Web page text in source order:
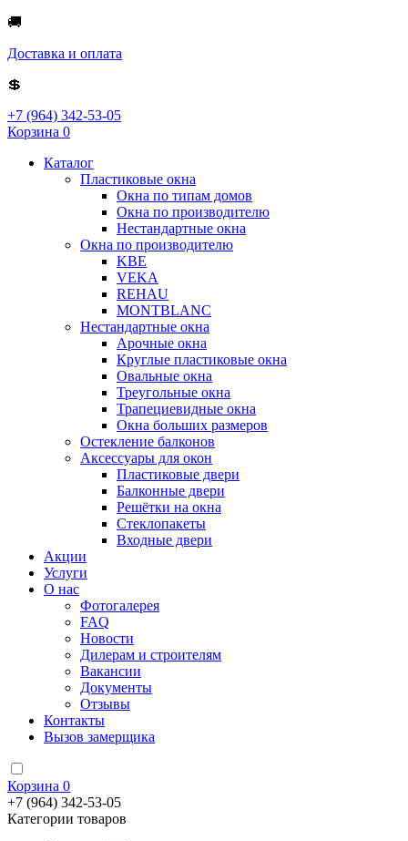
🚚
Доставка и оплата
💲
+7 (964) 342-53-05
Корзина 0
Каталог
Пластиковые окна
Окна по типам домов
Окна по производителю
Нестандартные окна
Окна по производителю
KBE
VEKA
REHAU
MONTBLANC
Нестандартные окна
Арочные окна
Круглые пластиковые окна
Овальные окна
Треугольные окна
Трапециевидные окна
Окна больших размеров
Остекление балконов
Аксессуары для окон
Пластиковые двери
Балконные двери
Решётки на окна
Стеклопакеты
Входные двери
Акции
Услуги
О нас
Фотогалерея
FAQ
Новости
Дилерам и строителям
Вакансии
Документы
Отзывы
Контакты
Вызов замерщика
Корзина 0
+7 (964) 342-53-05
Категории товаров